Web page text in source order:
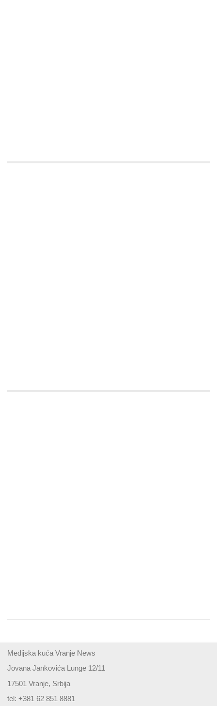
Medijska kuća Vranje News
Jovana Jankovića Lunge 12/11
17501 Vranje, Srbija
tel: +381 62 851 8881